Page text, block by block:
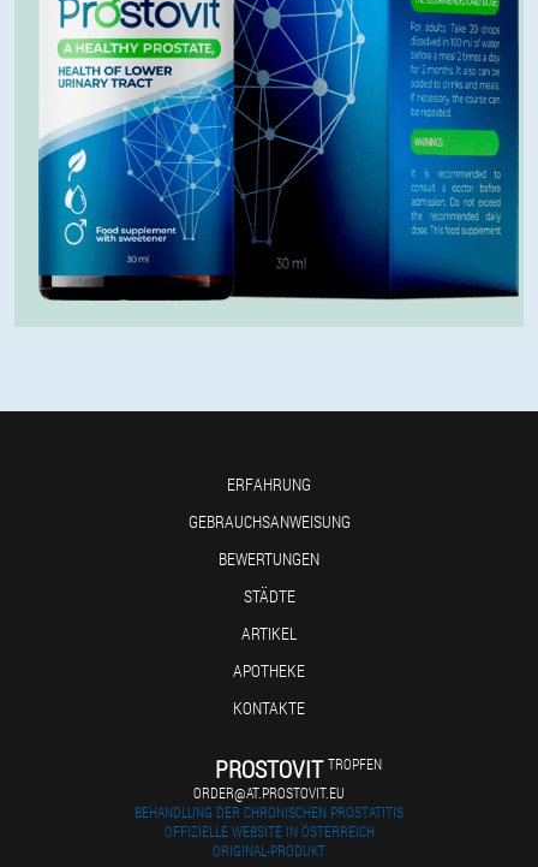
ERFAHRUNG
GEBRAUCHSANWEISUNG
BEWERTUNGEN
STÄDTE
ARTIKEL
APOTHEKE
KONTAKTE
PROSTOVIT TROPFEN
ORDER@AT.PROSTOVIT.EU
BEHANDLUNG DER CHRONISCHEN PROSTATITIS
OFFIZIELLE WEBSITE IN ÖSTERREICH
ORIGINAL-PRODUKT